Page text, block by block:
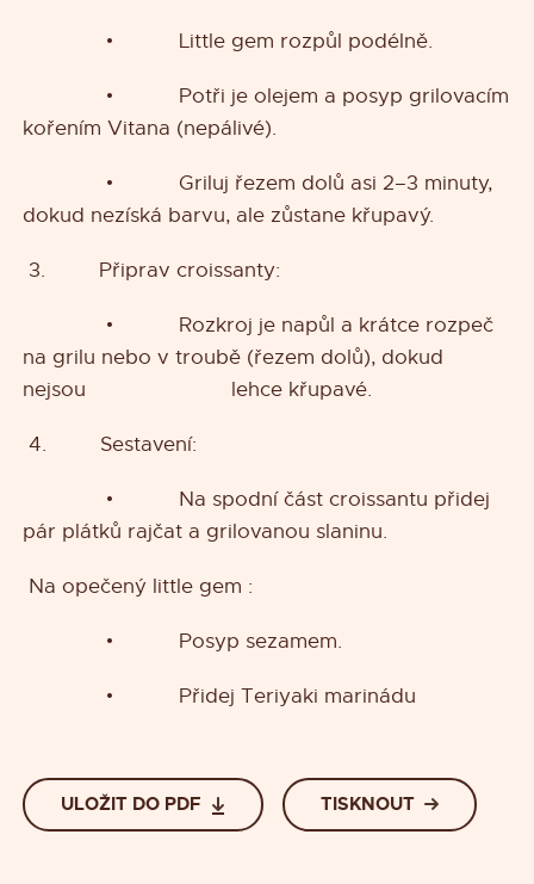
• Little gem rozpůl podélně.
• Potři je olejem a posyp grilovacím
kořením Vitana (nepálivé).
• Griluj řezem dolů asi 2–3 minuty,
dokud nezíská barvu, ale zůstane křupavý.
3. Připrav croissanty:
• Rozkroj je napůl a krátce rozpeč
na grilu nebo v troubě (řezem dolů), dokud
nejsou lehce křupavé.
4. Sestavení:
• Na spodní část croissantu přidej
pár plátků rajčat a grilovanou slaninu.
Na opečený little gem :
• Posyp sezamem.
• Přidej Teriyaki marinádu
ULOŽIT DO PDF TISKNOUT